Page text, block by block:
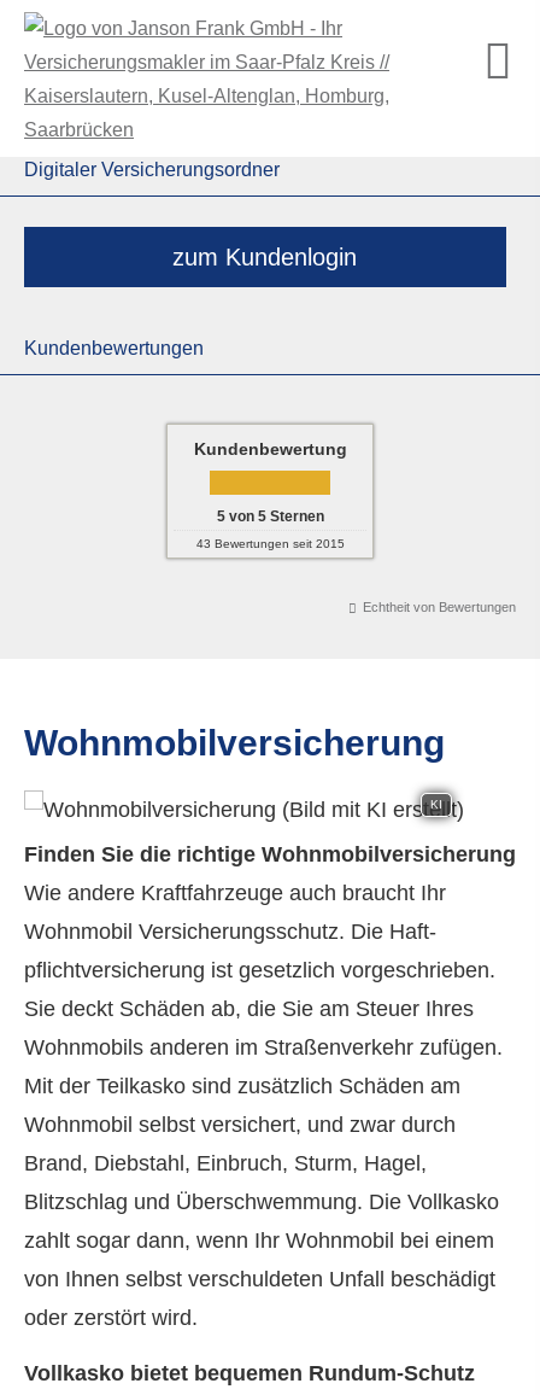
Digitaler Versicherungsordner
zum Kundenlogin
Kundenbewertungen
Kundenbewertung
5von 5Sternen
43 Bewertungen seit 2015
Echtheit von Bewertungen
Wohnmobilversicherung
KI
Finden Sie die richtige Wohnmobilversicherung
Wie andere Kraftfahrzeuge auch braucht Ihr
Wohnmobil Versicherungsschutz. Die Haft­
pflichtversicherung ist gesetzlich vorgeschrieben.
Sie deckt Schäden ab, die Sie am Steuer Ihres
Wohnmobils anderen im Straßenverkehr zufügen.
Mit der Teilkasko sind zusätzlich Schäden am
Wohnmobil selbst versichert, und zwar durch
Brand, Diebstahl, Einbruch, Sturm, Hagel,
Blitzschlag und Überschwemmung. Die Vollkasko
zahlt sogar dann, wenn Ihr Wohnmobil bei einem
von Ihnen selbst verschuldeten Unfall beschädigt
oder zerstört wird.
Vollkasko bietet bequemen Rundum-Schutz